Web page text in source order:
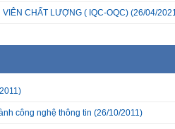
VIÊN CHẤT LƯỢNG ( IQC-OQC) (26/04/
công nghệ thông tin (26/10/2011)